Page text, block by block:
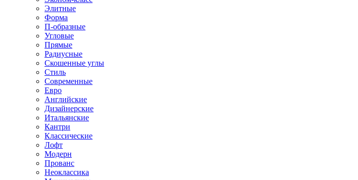
Элитные
Форма
П-образные
Угловые
Прямые
Радиусные
Скошенные углы
Стиль
Современные
Евро
Английские
Дизайнерские
Итальянские
Кантри
Классические
Лофт
Модерн
Прованс
Неоклассика